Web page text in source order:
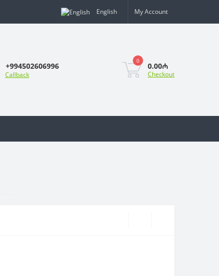
English My Account
+994502606996
Callback
0
0.00₼
Checkout